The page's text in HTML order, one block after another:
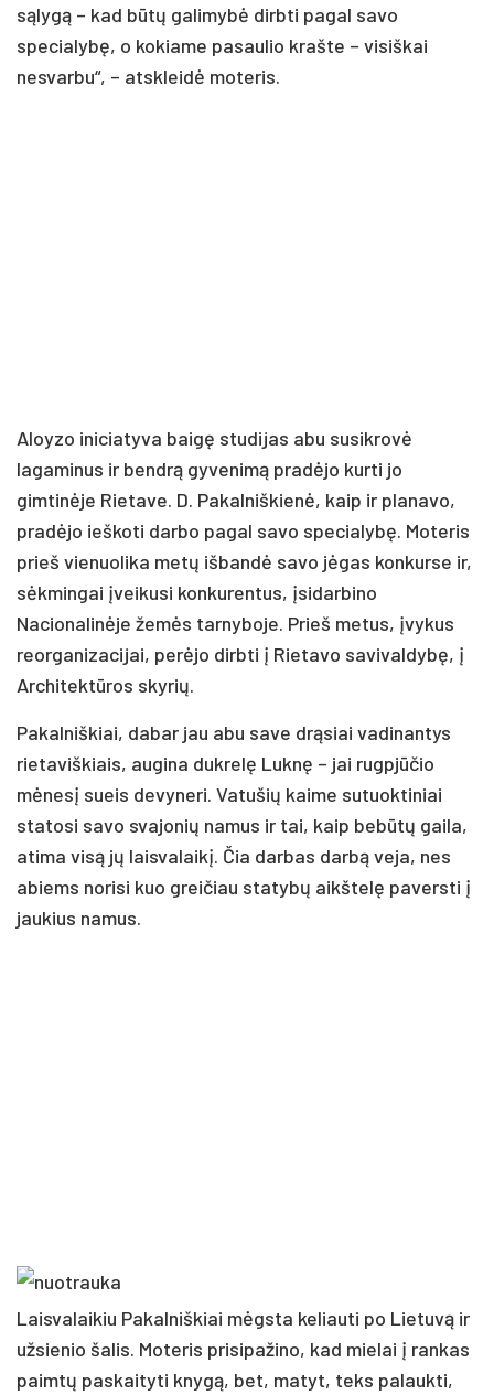
sąlygą – kad būtų galimybė dirbti pagal savo
specialybę, o kokiame pasaulio krašte – visiškai
nesvarbu“, – atskleidė moteris.
Aloyzo iniciatyva baigę studijas abu susikrovė
lagaminus ir bendrą gyvenimą pradėjo kurti jo
gimtinėje Rietave. D. Pakalniškienė, kaip ir planavo,
pradėjo ieškoti darbo pagal savo specialybę. Moteris
prieš vienuolika metų išbandė savo jėgas konkurse ir,
sėkmingai įveikusi konkurentus, įsidarbino
Nacionalinėje žemės tarnyboje. Prieš metus, įvykus
reorganizacijai, perėjo dirbti į Rietavo savivaldybę, į
Architektūros skyrių.
Pakalniškiai, dabar jau abu save drąsiai vadinantys
rietaviškiais, augina dukrelę Luknę – jai rugpjūčio
mėnesį sueis devyneri. Vatušių kaime sutuoktiniai
statosi savo svajonių namus ir tai, kaip bebūtų gaila,
atima visą jų laisvalaikį. Čia darbas darbą veja, nes
abiems norisi kuo greičiau statybų aikštelę paversti į
jaukius namus.
Laisvalaikiu Pakalniškiai mėgsta keliauti po Lietuvą ir
užsienio šalis. Moteris prisipažino, kad mielai į rankas
paimtų paskaityti knygą, bet, matyt, teks palaukti,